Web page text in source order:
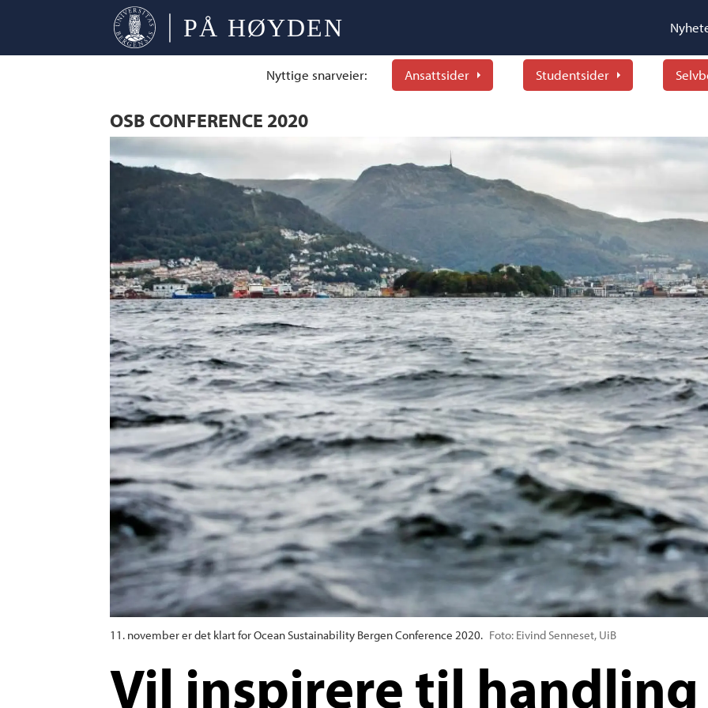
Nyttige snarveier: Ansattsider Studentsider
OSB CONFERENCE 2020
11. november er det klart for Ocean Sustainability Bergen Conference 2020. Foto: Eivind Senneset, UiB
Vil inspirere til